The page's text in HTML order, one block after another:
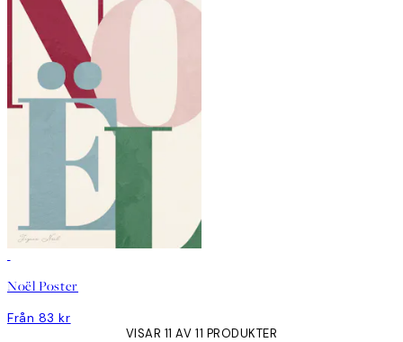
Noël Poster
Från 83 kr
VISAR 11 AV 11 PRODUKTER